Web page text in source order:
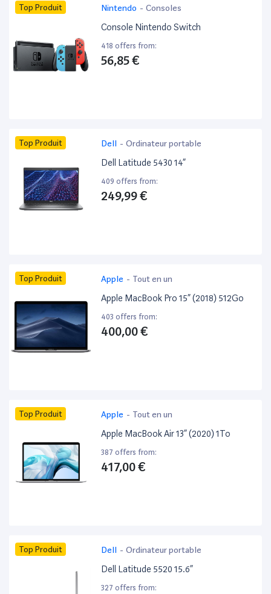
Top Produit Nintendo - Consoles
Console Nintendo Switch
418 offers from:
56,85 €
Top Produit Dell - Ordinateur portable
Dell Latitude 5430 14”
409 offers from:
249,99 €
Top Produit Apple - Tout en un
Apple MacBook Pro 15” (2018) 512Go
403 offers from:
400,00 €
Top Produit Apple - Tout en un
Apple MacBook Air 13” (2020) 1To
387 offers from:
417,00 €
Top Produit Dell - Ordinateur portable
Dell Latitude 5520 15.6”
327 offers from: